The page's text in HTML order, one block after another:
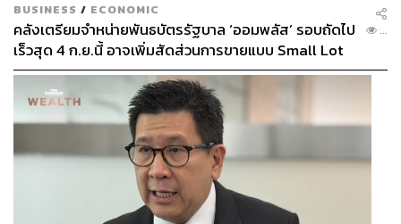
BUSINESS / ECONOMIC
คลังเตรียมจำหน่ายพันธบัตรรัฐบาล ‘ออมพลัส’ รอบถัดไป
เร็วสุด 4 ก.ย.นี้ อาจเพิ่มสัดส่วนการขายแบบ Small Lot
First มากขึ้น
...